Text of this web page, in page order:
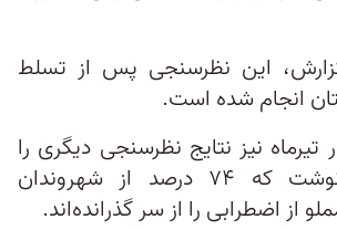
این نظرسنجی پس از تسلط
انجام شده است.
نیز نتایج نظرسنجی دیگری را
منتشر کرد و نوشت که ۷۴ درصد از شهروندان
از اضطرابی را از سر گذرانده‌اند.